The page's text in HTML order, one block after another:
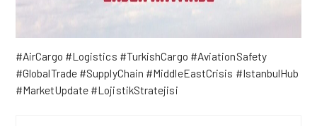
#AirCargo #Logistics #TurkishCargo #AviationSafety
#GlobalTrade #SupplyChain #MiddleEastCrisis #IstanbulHub
#MarketUpdate #LojistikStratejisi